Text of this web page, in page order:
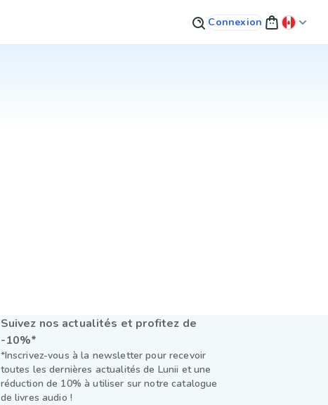
Connexion
Suivez nos actualités et profitez de
-10%*
*Inscrivez-vous à la newsletter pour recevoir
toutes les dernières actualités de Lunii et une
réduction de 10% à utiliser sur notre catalogue
de livres audio !